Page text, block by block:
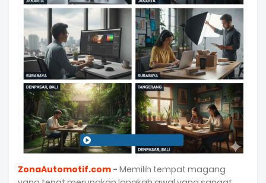
ZonaAutomotif.com - Memilih tempat magang